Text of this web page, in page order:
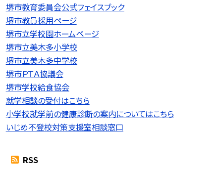
堺市教育委員会公式フェイスブック
堺市教員採用ページ
堺市立学校園ホームページ
堺市立美木多小学校
堺市立美木多中学校
堺市ＰＴＡ協議会
堺市学校給食協会
就学相談の受付はこちら
小学校就学前の健康診断の案内についてはこちら
いじめ不登校対策支援室相談窓口
RSS